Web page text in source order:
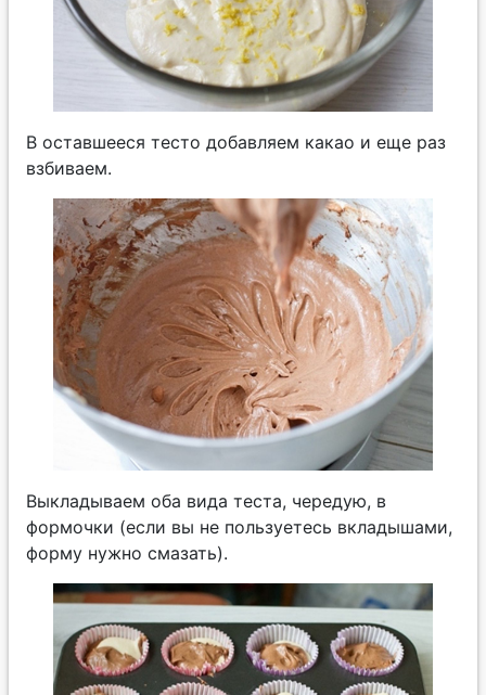
В оставшееся тесто добавляем какао и еще раз
взбиваем.
Выкладываем оба вида теста, чередую, в
формочки (если вы не пользуетесь вкладышами,
форму нужно смазать).